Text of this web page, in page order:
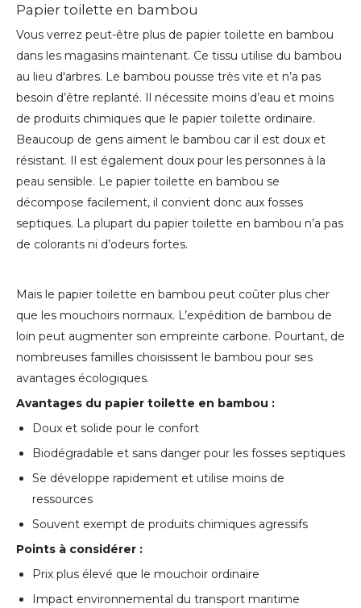
Papier toilette en bambou
Vous verrez peut-être plus de papier toilette en bambou
dans les magasins maintenant. Ce tissu utilise du bambou
au lieu d'arbres. Le bambou pousse très vite et n’a pas
besoin d’être replanté. Il nécessite moins d’eau et moins
de produits chimiques que le papier toilette ordinaire.
Beaucoup de gens aiment le bambou car il est doux et
résistant. Il est également doux pour les personnes à la
peau sensible. Le papier toilette en bambou se
décompose facilement, il convient donc aux fosses
septiques. La plupart du papier toilette en bambou n’a pas
de colorants ni d’odeurs fortes.
Mais le papier toilette en bambou peut coûter plus cher
que les mouchoirs normaux. L’expédition de bambou de
loin peut augmenter son empreinte carbone. Pourtant, de
nombreuses familles choisissent le bambou pour ses
avantages écologiques.
Avantages du papier toilette en bambou :
Doux et solide pour le confort
Biodégradable et sans danger pour les fosses septiques
Se développe rapidement et utilise moins de
ressources
Souvent exempt de produits chimiques agressifs
Points à considérer :
Prix ​​plus élevé que le mouchoir ordinaire
Impact environnemental du transport maritime